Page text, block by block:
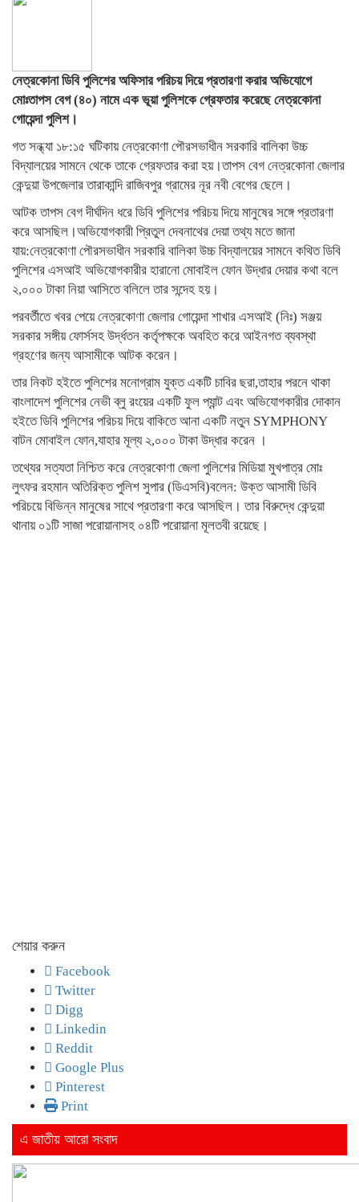
নেত্রকোনা ডিবি পুলিশের অফিসার পরিচয় দিয়ে প্রতারণা করার অভিযোগে
মোঃতাপস বেগ (৪০) নামে এক ভূয়া পুলিশকে গ্রেফতার করেছে নেত্রকোনা
গোয়েন্দা পুলিশ।
গত সন্ধ্যা ১৮:১৫ ঘটিকায় নেত্রকোণা পৌরসভাধীন সরকারি বালিকা উচ্চ
বিদ্যালয়ের সামনে থেকে তাকে গ্রেফতার করা হয়।তাপস বেগ নেত্রকোনা জেলার
কেন্দুয়া উপজেলার তারাকান্দি রাজিবপুর গ্রামের নূর নবী বেগের ছেলে।
আটক তাপস বেগ দীর্ঘদিন ধরে ডিবি পুলিশের পরিচয় দিয়ে মানুষের সঙ্গে প্রতারণা
করে আসছিল।অভিযোগকারী প্রিতুল দেবনাথের দেয়া তথ্য মতে জানা
যায়:নেত্রকোণা পৌরসভাধীন সরকারি বালিকা উচ্চ বিদ্যালয়ের সামনে কথিত ডিবি
পুলিশের এসআই অভিযোগকারীর হারানো মোবাইল ফোন উদ্ধার দেয়ার কথা বলে
২,০০০ টাকা নিয়া আসিতে বলিলে তার সন্দেহ হয়।
পরবর্তীতে খবর পেয়ে নেত্রকোণা জেলার গোয়েন্দা শাখার এসআই (নিঃ) সঞ্জয়
সরকার সঙ্গীয় ফোর্সসহ উর্দ্ধতন কর্তৃপক্ষকে অবহিত করে আইনগত ব্যবস্থা
গ্রহণের জন্য আসামীকে আটক করেন।
তার নিকট হইতে পুলিশের মনোগ্রাম যুক্ত একটি চাবির ছরা,তাহার পরনে থাকা
বাংলাদেশ পুলিশের নেভী ব্লু রংয়ের একটি ফুল প্যান্ট এবং অভিযোগকারীর দোকান
হইতে ডিবি পুলিশের পরিচয় দিয়ে বাকিতে আনা একটি নতুন SYMPHONY
বাটন মোবাইল ফোন,যাহার মূল্য ২,০০০ টাকা উদ্ধার করেন ।
তথ্যের সত্যতা নিশ্চিত করে নেত্রকোণা জেলা পুলিশের মিডিয়া মুখপাত্র মোঃ
লুৎফর রহমান অতিরিক্ত পুলিশ সুপার (ডিএসবি)বলেন: উক্ত আসামী ডিবি
পরিচয়ে বিভিন্ন মানুষের সাথে প্রতারণা করে আসছিল। তার বিরুদ্ধে কেন্দুয়া
থানায় ০১টি সাজা পরোয়ানাসহ ০৪টি পরোয়ানা মূলতবী রয়েছে।
শেয়ার করুন
Facebook
Twitter
Digg
Linkedin
Reddit
Google Plus
Pinterest
Print
এ জাতীয় আরো সংবাদ